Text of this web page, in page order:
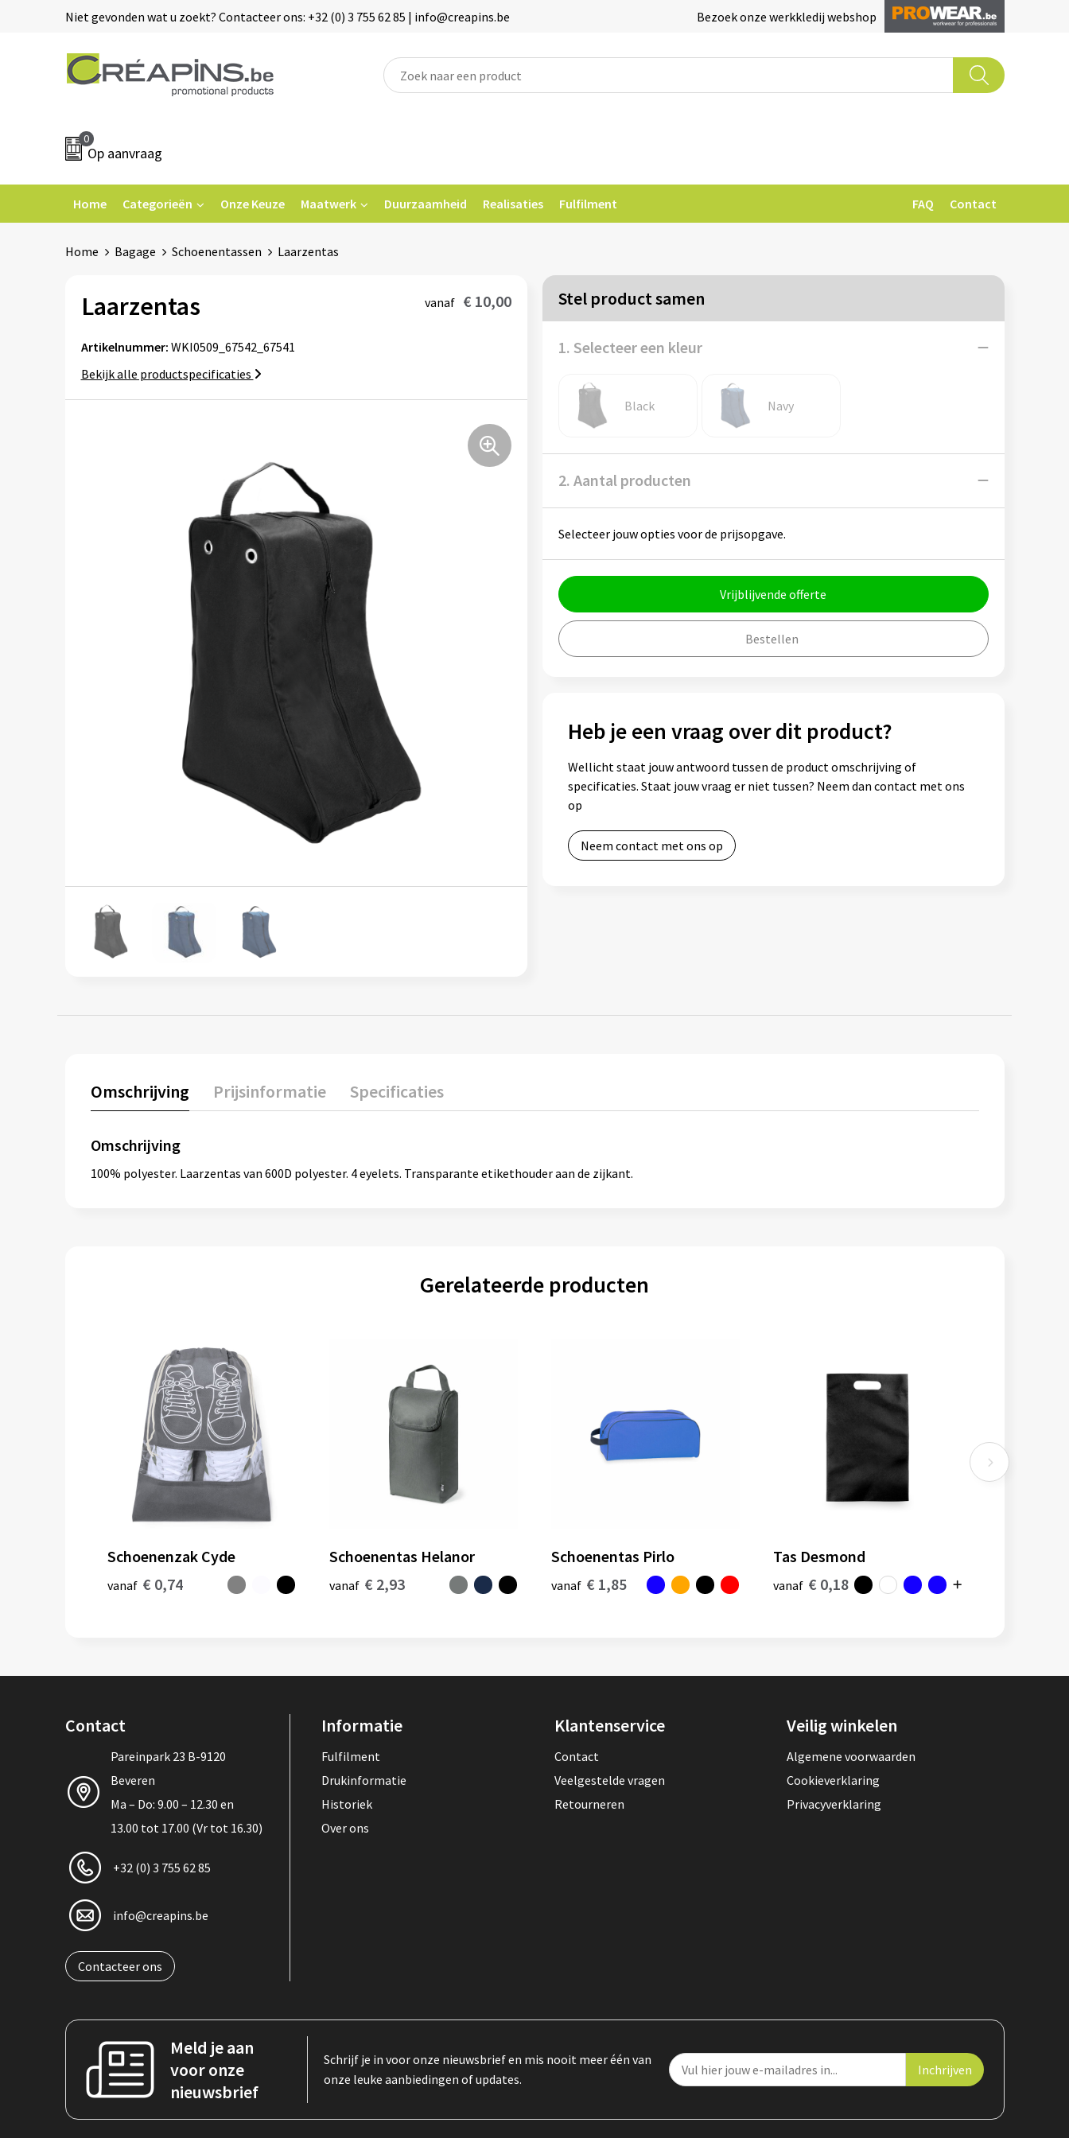
Niet gevonden wat u zoekt? Contacteer ons: +32 (0) 3 755 62 85 | info@creapins.be Bezoek onze werkkledij webshop
0
Op aanvraag
Home Categorieën Onze Keuze Maatwerk Duurzaamheid Realisaties Fulfilment FAQ Contact
Home Bagage Schoenentassen Laarzentas
Laarzentas vanaf € 10,00
Artikelnummer: WKI0509_67542_67541
Bekijk alle productspecificaties
Stel product samen
1. Selecteer een kleur
Black Navy
2. Aantal producten
Selecteer jouw opties voor de prijsopgave.
Vrijblijvende offerte
Bestellen
Heb je een vraag over dit product?
Wellicht staat jouw antwoord tussen de product omschrijving of
specificaties. Staat jouw vraag er niet tussen? Neem dan contact met ons
op
Neem contact met ons op
Omschrijving Prijsinformatie Specificaties
Omschrijving
100% polyester. Laarzentas van 600D polyester. 4 eyelets. Transparante etikethouder aan de zijkant.
Gerelateerde producten
Schoenenzak Cyde
vanaf € 0,74
Schoenentas Helanor
vanaf € 2,93
Schoenentas Pirlo
vanaf € 1,85
Tas Desmond
vanaf € 0,18
Contact
Pareinpark 23 B-9120
Beveren
Ma – Do: 9.00 – 12.30 en
13.00 tot 17.00 (Vr tot 16.30)
+32 (0) 3 755 62 85
info@creapins.be
Contacteer ons
Informatie
Fulfilment
Drukinformatie
Historiek
Over ons
Klantenservice
Contact
Veelgestelde vragen
Retourneren
Veilig winkelen
Algemene voorwaarden
Cookieverklaring
Privacyverklaring
Meld je aan
voor onze
nieuwsbrief
Schrijf je in voor onze nieuwsbrief en mis nooit meer één van
onze leuke aanbiedingen of updates.